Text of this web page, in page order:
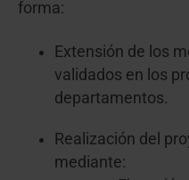
forma:
Extensión de los
validados en los
departamentos.
Realización del
mediante: